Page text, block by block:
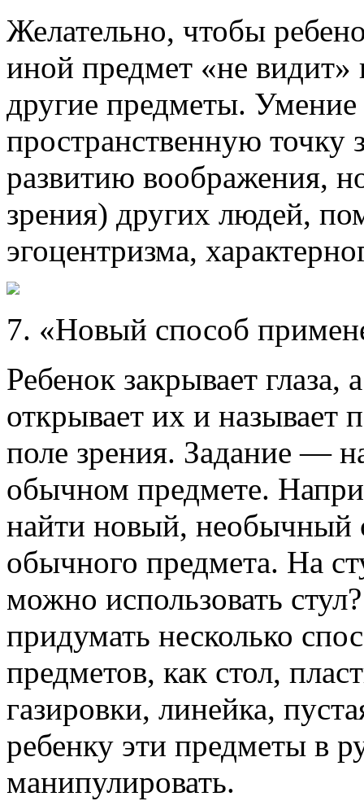
Желательно, чтобы
иной предмет «не
другие предметы.
пространственную точку
развитию воображения,
зрения) других людей,
эгоцентризма,
7. «Новый способ
Ребенок закрывает
открывает их и называет
поле зрения. Задание —
обычном предмете.
найти новый, необычный
обычного предмета. На
можно использовать
придумать несколько
предметов, как стол,
газировки, линейка,
ребенку эти предметы в
манипулировать.